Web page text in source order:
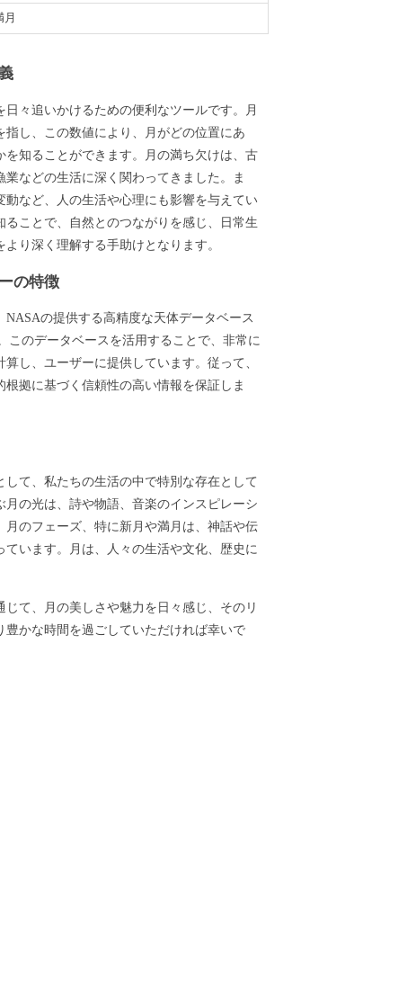
月
日々追いかけるための便利なツールです。月
し、この数値により、月がどの位置にあ
を知ることができます。月の満ち欠けは、古
などの生活に深く関わってきました。ま
動など、人の生活や心理にも影響を与えてい
ることで、自然とのつながりを感じ、日常生
り深く理解する手助けとなります。
の特徴
の提供する高精度な天体データベース
このデータベースを活用することで、非常に
し、ユーザーに提供しています。従って、
拠に基づく信頼性の高い情報を保証しま
して、私たちの生活の中で特別な存在として
の光は、詩や物語、音楽のインスピレーシ
月のフェーズ、特に新月や満月は、神話や伝
います。月は、人々の生活や文化、歴史に
て、月の美しさや魅力を日々感じ、そのリ
豊かな時間を過ごしていただければ幸いで